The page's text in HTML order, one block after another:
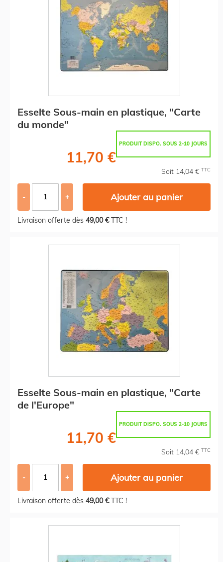
Esselte Sous-main en plastique, "Carte
du monde"
PRODUIT DISPO. SOUS 2-10 JOURS
11,70 €
Soit 14,04 € TTC
- + Ajouter au panier
Livraison offerte dès 49,00 €TTC !
Esselte Sous-main en plastique, "Carte
de l'Europe"
PRODUIT DISPO. SOUS 2-10 JOURS
11,70 €
Soit 14,04 € TTC
- + Ajouter au panier
Livraison offerte dès 49,00 €TTC !